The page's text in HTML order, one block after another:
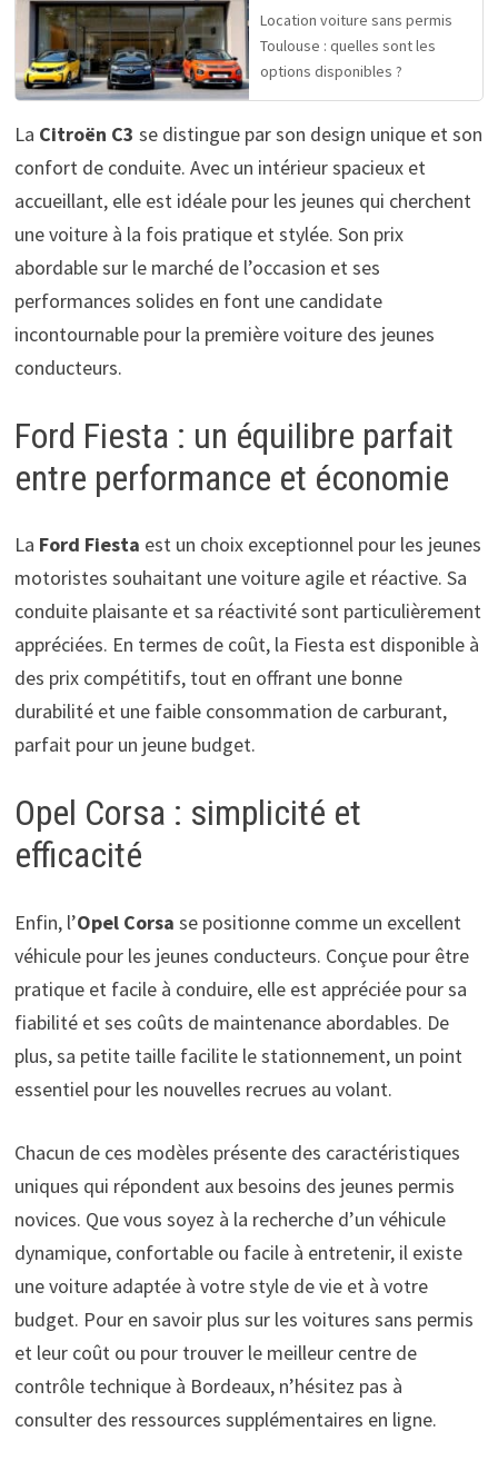
Location voiture sans permis
Toulouse : quelles sont les
options disponibles ?
La Citroën C3 se distingue par son design unique et son
confort de conduite. Avec un intérieur spacieux et
accueillant, elle est idéale pour les jeunes qui cherchent
une voiture à la fois pratique et stylée. Son prix
abordable sur le marché de l’occasion et ses
performances solides en font une candidate
incontournable pour la première voiture des jeunes
conducteurs.
Ford Fiesta : un équilibre parfait
entre performance et économie
La Ford Fiesta est un choix exceptionnel pour les jeunes
motoristes souhaitant une voiture agile et réactive. Sa
conduite plaisante et sa réactivité sont particulièrement
appréciées. En termes de coût, la Fiesta est disponible à
des prix compétitifs, tout en offrant une bonne
durabilité et une faible consommation de carburant,
parfait pour un jeune budget.
Opel Corsa : simplicité et
efficacité
Enfin, l’Opel Corsa se positionne comme un excellent
véhicule pour les jeunes conducteurs. Conçue pour être
pratique et facile à conduire, elle est appréciée pour sa
fiabilité et ses coûts de maintenance abordables. De
plus, sa petite taille facilite le stationnement, un point
essentiel pour les nouvelles recrues au volant.
Chacun de ces modèles présente des caractéristiques
uniques qui répondent aux besoins des jeunes permis
novices. Que vous soyez à la recherche d’un véhicule
dynamique, confortable ou facile à entretenir, il existe
une voiture adaptée à votre style de vie et à votre
budget. Pour en savoir plus sur les voitures sans permis
et leur coût ou pour trouver le meilleur centre de
contrôle technique à Bordeaux, n’hésitez pas à
consulter des ressources supplémentaires en ligne.